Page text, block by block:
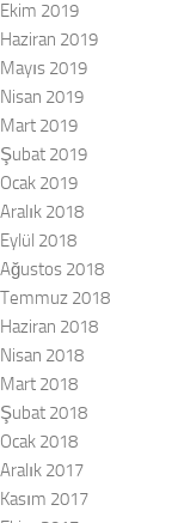
Ekim 2019
Haziran 2019
Mayıs 2019
Nisan 2019
Mart 2019
Şubat 2019
Ocak 2019
Aralık 2018
Eylül 2018
Ağustos 2018
Temmuz 2018
Haziran 2018
Nisan 2018
Mart 2018
Şubat 2018
Ocak 2018
Aralık 2017
Kasım 2017